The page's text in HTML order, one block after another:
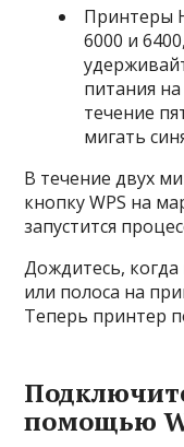
Принтеры
6000 и
питания
течение
мигать
В течение двух
кнопку WPS на
запустится
Дождитесь,
или полоса на
Теперь принтер
помощью